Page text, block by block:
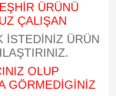
ÜRÜNÜ
ÇALIŞAN
İSTEDİNİZ ÜRÜN
OLUP
GÖRMEDİGİNİZ